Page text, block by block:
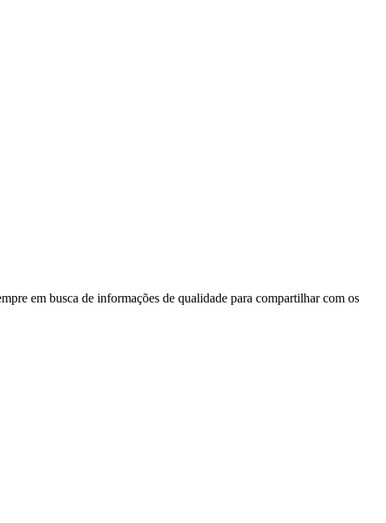
em busca de informações de qualidade para compartilhar com os